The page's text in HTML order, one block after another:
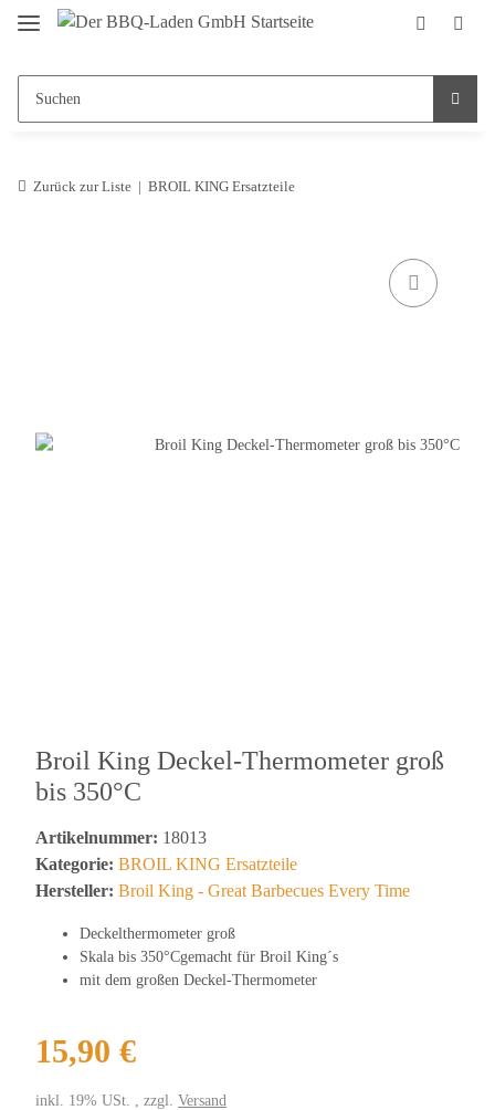
Zurück zur Liste BROIL KING Ersatzteile
Broil King Deckel-Thermometer groß
bis 350°C
Artikelnummer: 18013
Kategorie: BROIL KING Ersatzteile
Hersteller: Broil King - Great Barbecues Every Time
Deckelthermometer groß
Skala bis 350°Cgemacht für Broil King´s
mit dem großen Deckel-Thermometer
15,90 €
inkl. 19% USt. , zzgl. Versand